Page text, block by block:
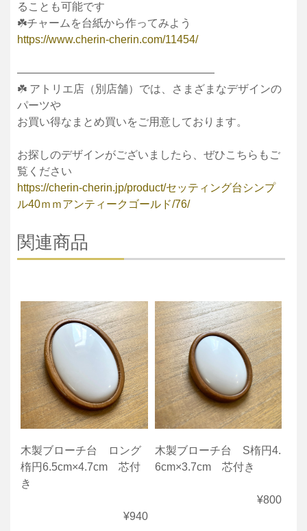
ることも可能です
☘️チャームを台紙から作ってみよう
https://www.cherin-cherin.com/11454/
——————————————————
☘️ アトリエ店（別店舗）では、さまざまなデザインの
パーツや
お買い得なまとめ買いをご用意しております。
お探しのデザインがございましたら、ぜひこちらもご
覧ください
https://cherin-cherin.jp/product/セッティング台シンプ
ル40ｍｍアンティークゴールド/76/
関連商品
木製ブローチ台 ロング
楕円6.5cm×4.7cm 芯付
き
¥940
木製ブローチ台 S楕円4.
6cm×3.7cm 芯付き
¥800